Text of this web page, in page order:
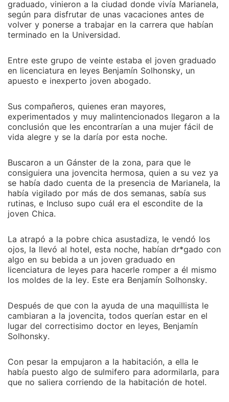
graduado, vinieron a la ciudad donde vivía Marianela,
según para disfrutar de unas vacaciones antes de
volver y ponerse a trabajar en la carrera que habían
terminado en la Universidad.
Entre este grupo de veinte estaba el joven graduado
en licenciatura en leyes Benjamín Solhonsky, un
apuesto e inexperto joven abogado.
Sus compañeros, quienes eran mayores,
experimentados y muy malintencionados llegaron a la
conclusión que les encontrarían a una mujer fácil de
vida alegre y se la daría por esta noche.
Buscaron a un Gánster de la zona, para que le
consiguiera una jovencita hermosa, quien a su vez ya
se había dado cuenta de la presencia de Marianela, la
había vigilado por más de dos semanas, sabía sus
rutinas, e Incluso supo cuál era el escondite de la
joven Chica.
La atrapó a la pobre chica asustadiza, le vendó los
ojos, la llevó al hotel, esta noche, habían dr*gado con
algo en su bebida a un joven graduado en
licenciatura de leyes para hacerle romper a él mismo
los moldes de la ley. Este era Benjamín Solhonsky.
Después de que con la ayuda de una maquillista le
cambiaran a la jovencita, todos querían estar en el
lugar del correctisimo doctor en leyes, Benjamín
Solhonsky.
Con pesar la empujaron a la habitación, a ella le
había puesto algo de sulmifero para adormilarla, para
que no saliera corriendo de la habitación de hotel.